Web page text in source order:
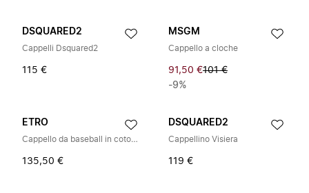
DSQUARED2
Cappelli Dsquared2
115 €
MSGM
Cappello a cloche
91,50 €101 €
-9%
ETRO
Cappello da baseball in cotone Prints Legacy con Pegaso
135,50 €
DSQUARED2
Cappellino Visiera
119 €